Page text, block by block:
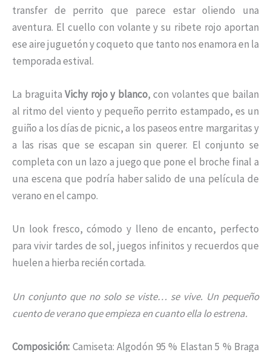
transfer de perrito que parece estar oliendo una
aventura. El cuello con volante y su ribete rojo aportan
ese aire juguetón y coqueto que tanto nos enamora en la
temporada estival.
La braguitaVichy rojo y blanco, con volantes que bailan
al ritmo del viento y pequeño perrito estampado, es un
guiño a los días de picnic, a los paseos entre margaritas y
a las risas que se escapan sin querer. El conjunto se
completa con un lazo a juego que pone el broche final a
una escena que podría haber salido de una película de
verano en el campo.
Un look fresco, cómodo y lleno de encanto, perfecto
para vivir tardes de sol, juegos infinitos y recuerdos que
huelen a hierba recién cortada.
Un conjunto que no solo se viste… se vive. Un pequeño
cuento de verano que empieza en cuanto ella lo estrena.
Composición: Camiseta: Algodón 95 % Elastan 5 % Braga